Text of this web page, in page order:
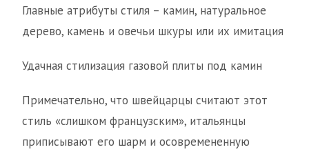
Главные атрибуты стиля – камин, натуральное
дерево, камень и овечьи шкуры или их имитация
Удачная стилизация газовой плиты под камин
Примечательно, что швейцарцы считают этот
стиль «слишком французским», итальянцы
приписывают его шарм и осовремененную